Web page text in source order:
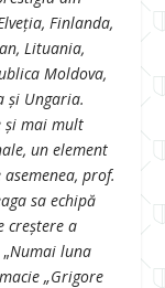
Finlanda,
Lituania,
Moldova,
și Ungaria.
și mai mult
un element
prof.
sa echipă
creștere a
Numai luna
„Grigore